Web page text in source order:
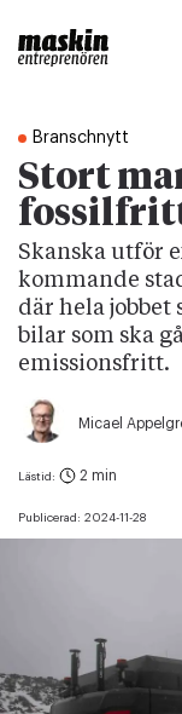
Branschnytt
Stort
Skanska utför
kommande
där hela jobbet
bilar som ska
emissionsfritt.
Micael
Publicerad: 2024-11-28
Lästid: 2 min